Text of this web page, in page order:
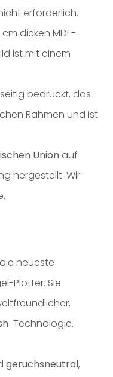
erforderlich.
dicken MDF-
ist mit einem
bedruckt, das
Rahmen und ist
Union auf
hergestellt. Wir
neueste
Plotter. Sie
-Technologie.
geruchsneutral,